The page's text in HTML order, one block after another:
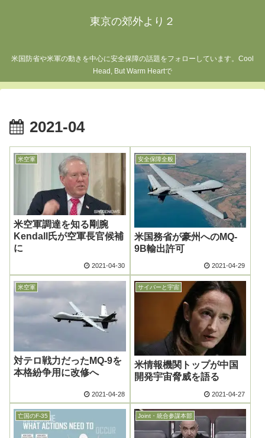
東京の郊外より２
米国防省や米軍の動きを中心に安全保障の話題をフォローしています。Cool
Head, But Warm Heartで
2021-04
米空軍
米空軍調達を知る剛腕
Kendall氏が空軍長官候補
に
2021-04-30
安全保障全般
米国務省が豪州へのMQ-
9B輸出許可
2021-04-29
米空軍
対テロ戦力だったMQ-9を
本格紛争用に改修へ
2021-04-28
サイバーと宇宙
米情報機関トップが中国
開発宇宙脅威を語る
2021-04-27
亡国のF-35 Joint・統合参謀本部